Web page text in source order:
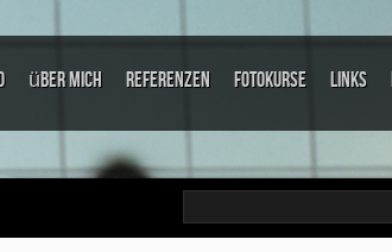
über mich Referenzen Fotokurse links